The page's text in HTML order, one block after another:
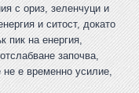
с ориз, зеленчуци и
и ситост, докато
пик на енергия,
започва,
не е временно усилие,